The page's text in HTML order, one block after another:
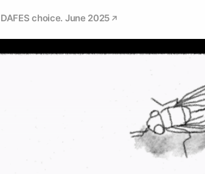
DAFES choice. June 2025